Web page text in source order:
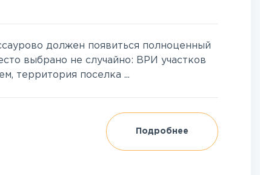
должен появиться полноценный
выбрано не случайно: ВРИ участков
территория поселка ...
Подробнее